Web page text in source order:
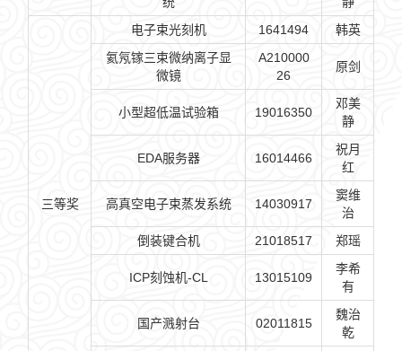
三等奖
电子束光刻机 1641494
韩英
氦氖镓三束微纳离子显
微镜
A210000
26
原剑
小型超低温试验箱 19016350
邓美
静
EDA服务器 16014466
祝月
红
高真空电子束蒸发系统 14030917
窦维
治
倒装键合机
21018517 郑瑶
ICP刻蚀机-CL 13015109
李希
有
国产溅射台 02011815
魏治
乾